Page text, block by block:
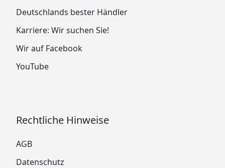
Deutschlands bester Händler
Karriere: Wir suchen Sie!
Wir auf Facebook
YouTube
Rechtliche Hinweise
AGB
Datenschutz